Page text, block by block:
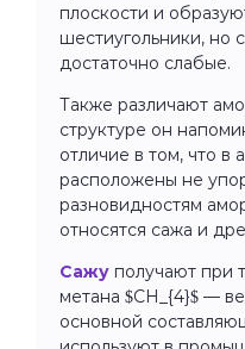
плоскости и
шестиугольники, но
достаточно слабые.
Также различают
структуре он
отличие в том, что
расположены не
разновидностям
относятся сажа и
Сажу получают при
метана $CH_{4}$ —
основной